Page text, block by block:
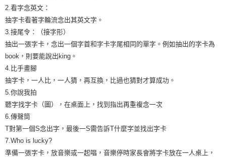
2.看字念英文：
抽字卡看著字輪流念出其英文字。
3.接尾令：（接字形）
抽出一張字卡，念出一個字首和字卡字尾相同的單字。例如抽出的字卡為
book，則要能說出king。
4.比手畫腳
抽字卡，一人比，一人猜，再互換，比過也猜對才算成功。
5.你說我拍
聽字找字卡（圖），在桌面上，找到指出再重複念一次
6.傳聲筒
T對第一個S念出字，最後一S需告訴T什麼字並找出字卡
7.Who is lucky?
準備一張字卡，放音樂或一起唱，音樂停時家長會將字卡放在一人桌上，